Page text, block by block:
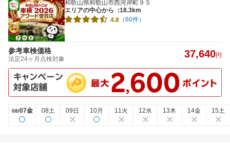
和歌山県和歌山市西河岸町９５
エリアの中心から
:18.3km
4.8 （60件）
参考車検価格
法定24ヶ月点検対象 37,640円
08/07金 08土 09日 10月 11火 12水 13木 14金 15土